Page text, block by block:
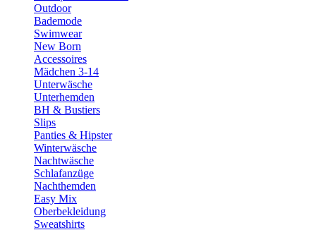
Outdoor
Bademode
Swimwear
New Born
Accessoires
Mädchen 3-14
Unterwäsche
Unterhemden
BH & Bustiers
Slips
Panties & Hipster
Winterwäsche
Nachtwäsche
Schlafanzüge
Nachthemden
Easy Mix
Oberbekleidung
Sweatshirts